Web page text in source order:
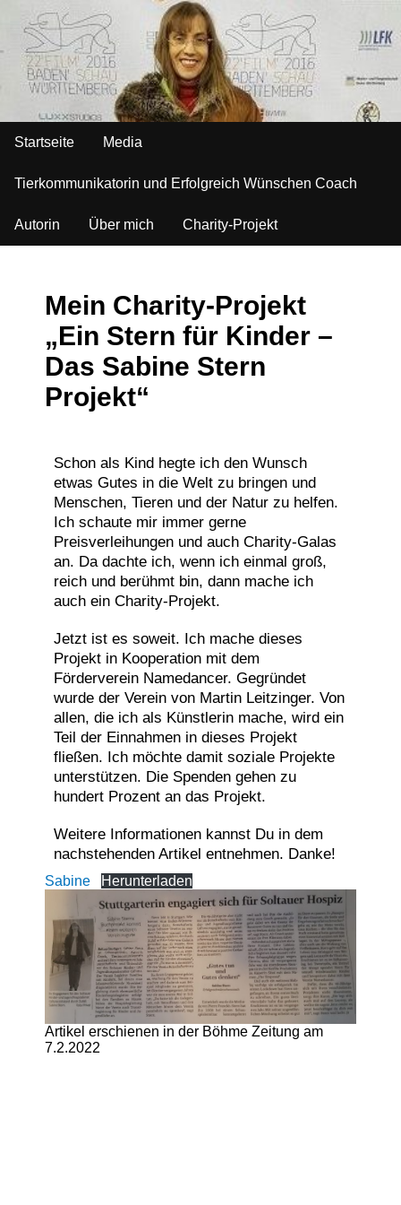
Startseite Media
Tierkommunikatorin und Erfolgreich Wünschen Coach
Autorin Über mich Charity-Projekt
Mein Charity-Projekt
„Ein Stern für Kinder –
Das Sabine Stern
Projekt“
Schon als Kind hegte ich den Wunsch
etwas Gutes in die Welt zu bringen und
Menschen, Tieren und der Natur zu helfen.
Ich schaute mir immer gerne
Preisverleihungen und auch Charity-Galas
an. Da dachte ich, wenn ich einmal groß,
reich und berühmt bin, dann mache ich
auch ein Charity-Projekt.
Jetzt ist es soweit. Ich mache dieses
Projekt in Kooperation mit dem
Förderverein Namedancer. Gegründet
wurde der Verein von Martin Leitzinger. Von
allen, die ich als Künstlerin mache, wird ein
Teil der Einnahmen in dieses Projekt
fließen. Ich möchte damit soziale Projekte
unterstützen. Die Spenden gehen zu
hundert Prozent an das Projekt.
Weitere Informationen kannst Du in dem
nachstehenden Artikel entnehmen. Danke!
Sabine Herunterladen
Artikel erschienen in der Böhme Zeitung am
7.2.2022